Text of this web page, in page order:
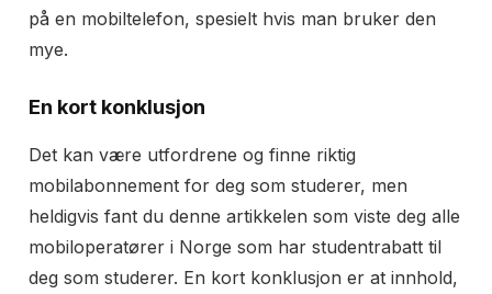
på en mobiltelefon, spesielt hvis man bruker den
mye.
En kort konklusjon
Det kan være utfordrene og finne riktig
mobilabonnement for deg som studerer, men
heldigvis fant du denne artikkelen som viste deg alle
mobiloperatører i Norge som har studentrabatt til
deg som studerer. En kort konklusjon er at innhold,